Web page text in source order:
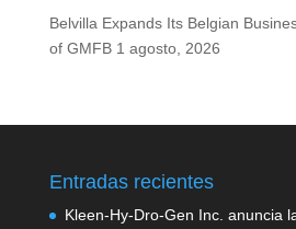
Belvilla Expands Its Belgian
of GMFB 1 agosto, 2026
Entradas recientes
Kleen-Hy-Dro-Gen Inc. anuncia